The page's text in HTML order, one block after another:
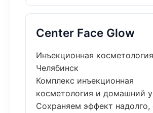
Center Face Glow
Инъекционная
Челябинск
Комплекс инъекционная
косметология и домашний
Сохраняем эффект надолго,